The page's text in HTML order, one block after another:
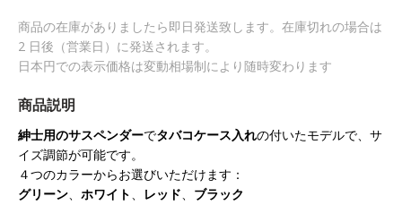
商品の在庫がありましたら即日発送致します。在庫切れの場合は
2 日後（営業日）に発送されます。
日本円での表示価格は変動相場制により随時変わります
商品説明
紳士用のサスペンダーでタバコケース入れの付いたモデルで、サ
イズ調節が可能です。
４つのカラーからお選びいただけます：
グリーン、 ホワイト、 レッド、 ブラック